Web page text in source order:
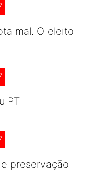
mal. O eleito
PT
preservação